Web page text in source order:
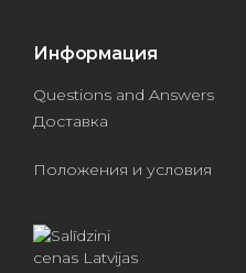
Информация
Questions and Answers
Доставка
Положения и условия